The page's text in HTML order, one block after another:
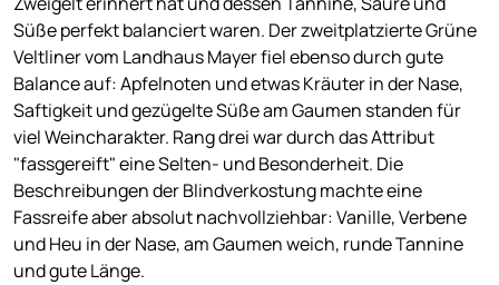
Süße perfekt balanciert waren. Der zweitplatzierte Grüne
Veltliner vom Landhaus Mayer fiel ebenso durch gute
Balance auf: Apfelnoten und etwas Kräuter in der Nase,
Saftigkeit und gezügelte Süße am Gaumen standen für
viel Weincharakter. Rang drei war durch das Attribut
"fassgereift" eine Selten- und Besonderheit. Die
Beschreibungen der Blindverkostung machte eine
Fassreife aber absolut nachvollziehbar: Vanille, Verbene
und Heu in der Nase, am Gaumen weich, runde Tannine
und gute Länge.